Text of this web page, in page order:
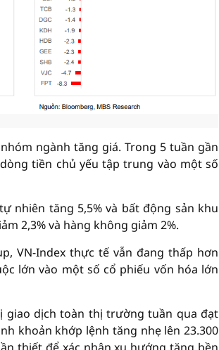
ngành tăng giá. Trong 5 tuần gần
tiền chủ yếu tập trung vào một số
nhiên tăng 5,5% và bất động sản khu
2,3% và hàng không giảm 2%.
VN-Index thực tế vẫn đang thấp hơn
lớn vào một số cổ phiếu vốn hóa lớn
dịch toàn thị trường tuần qua đạt
khoản khớp lệnh tăng nhẹ lên 23.300